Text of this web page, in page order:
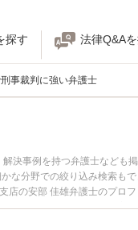
探す 法律Q&A
事裁判に強い弁護士
決事例を持つ弁護士なども
な分野での絞り込み検索も
の安部 佳雄弁護士のプロ
事裁判のトラブル解決の実
すすめです。